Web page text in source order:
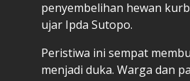
penyembelihan hewan
ujar Ipda Sutopo.
Peristiwa ini sempat
menjadi duka. Warga dan